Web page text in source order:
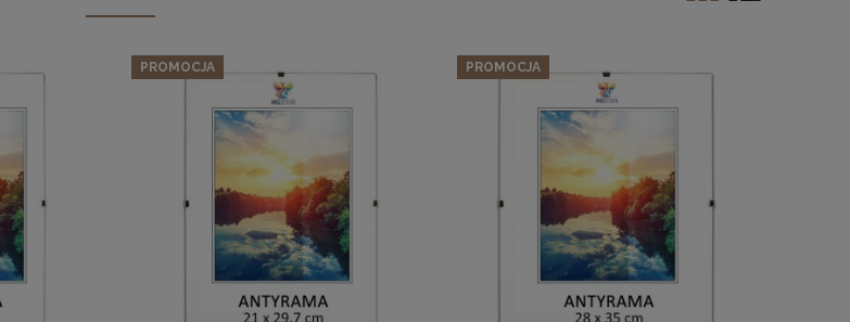
Płyta HDF w rozmiarze 50x50 cm
226,09 zł
PROMOCJA PROMOCJA